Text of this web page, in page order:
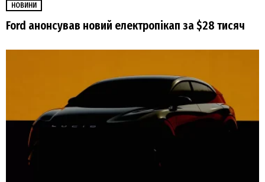
НОВИНИ
Ford анонсував новий електропікап за $28 тисяч